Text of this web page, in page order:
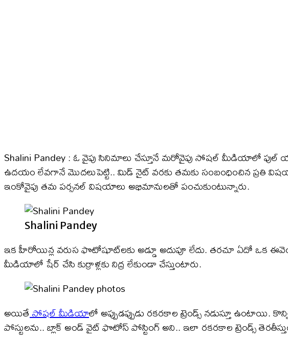
Shalini Pandey : ఓ వైపు సినిమాలు చేస్తూనే మరోవైపు సోషల్ మీడియాలో
ఉదయం లేవగానే మొదలుపెట్టి.. మిడ్ నైట్ వరకు తమకు సంబంధించిన ప్రతి
ఇంకోవైపు తమ పర్సనల్ విషయాలు అభిమానులతో పంచుకుంటున్నారు.
Shalini Pandey
ఇక హీరోయిన్ల వరుస ఫొటోషూట్​లకు అడ్డూ అదుపూ లేదు. తరచూ ఏదో ఒక
మీడియాలో షేర్ చేసి కుర్రాళ్లకు నిద్ర లేకుండా చేస్తుంటారు.
అయితేసోషల్ మీడియాలో అప్పుడప్పుడు రకరకాల ట్రెండ్స్ నడుస్తూ ఉంటాయి.
పోస్టులను.. బ్లాక్ అండ్ వైట్ ఫొటోస్ పోస్టింగ్ అని.. ఇలా రకరకాల ట్రెండ్స్​